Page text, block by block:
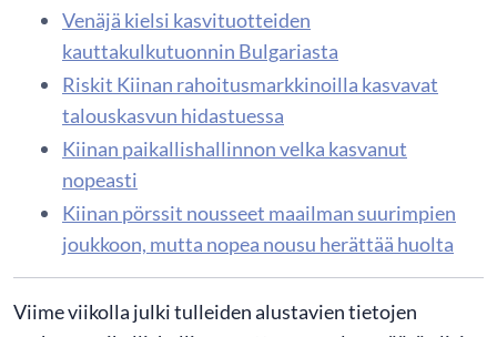
Venäjä kielsi kasvituotteiden
kauttakulkutuonnin Bulgariasta
Riskit Kiinan rahoitusmarkkinoilla kasvavat
talouskasvun hidastuessa
Kiinan paikallishallinnon velka kasvanut
nopeasti
Kiinan pörssit nousseet maailman suurimpien
joukkoon, mutta nopea nousu herättää huolta
Viime viikolla julki tulleiden alustavien tietojen